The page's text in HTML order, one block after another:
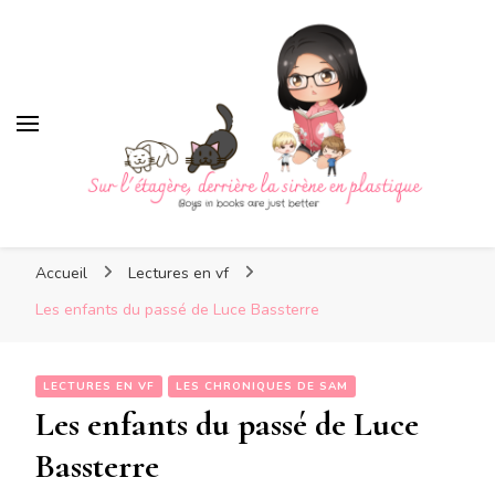
Sur l'étagère, derrière la
sirène en plastique
sirène en plastique
Accueil
Lectures en vf
Les enfants du passé de Luce Bassterre
LECTURES EN VF LES CHRONIQUES DE SAM
Les enfants du passé de Luce
Bassterre